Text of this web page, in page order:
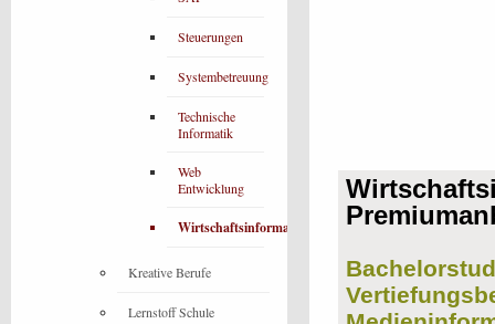
Steuerungen
Systembetreuung
Technische
Informatik
Web
Entwicklung
Wirtschaftsinformatik
Kreative Berufe
Lernstoff Schule